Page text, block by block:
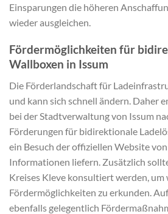
Einsparungen die höheren
wieder ausgleichen.
Fördermöglichkeiten für
Wallboxen in Issum
Die Förderlandschaft für
und kann sich schnell ändern. Daher
bei der Stadtverwaltung von Issum
Förderungen für bidirektionale
ein Besuch der offiziellen Website
Informationen liefern. Zusätzlich
Kreises Kleve konsultiert werden, um
Fördermöglichkeiten zu erkunden.
ebenfalls gelegentlich